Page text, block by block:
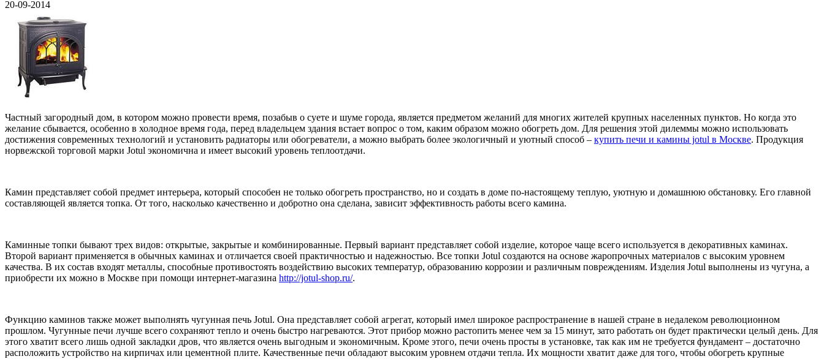
20-09-2014
Частный загородный дом, в котором можно провести время, позабыв о суете и шуме города, является предметом желаний для многих жителей крупных населенных пунктов. Но когда это
желание сбывается, особенно в холодное время года, перед владельцем здания встает вопрос о том, каким образом можно обогреть дом. Для решения этой дилеммы можно использовать
достижения современных технологий и установить радиаторы или обогреватели, а можно выбрать более экологичный и уютный способ – купить печи и камины jotul в Москве. Продукция
норвежской торговой марки Jotul экономична и имеет высокий уровень теплоотдачи.
Камин представляет собой предмет интерьера, который способен не только обогреть пространство, но и создать в доме по-настоящему теплую, уютную и домашнюю обстановку. Его главной
составляющей является топка. От того, насколько качественно и добротно она сделана, зависит эффективность работы всего камина.
Каминные топки бывают трех видов: открытые, закрытые и комбинированные. Первый вариант представляет собой изделие, которое чаще всего используется в декоративных каминах.
Второй вариант применяется в обычных каминах и отличается своей практичностью и надежностью. Все топки Jotul создаются на основе жаропрочных материалов с высоким уровнем
качества. В их состав входят металлы, способные противостоять воздействию высоких температур, образованию коррозии и различным повреждениям. Изделия Jotul выполнены из чугуна, а
приобрести их можно в Москве при помощи интернет-магазина http://jotul-shop.ru/.
Функцию каминов также может выполнять чугунная печь Jotul. Она представляет собой агрегат, который имел широкое распространение в нашей стране в недалеком революционном
прошлом. Чугунные печи лучше всего сохраняют тепло и очень быстро нагреваются. Этот прибор можно растопить менее чем за 15 минут, зато работать он будет практически целый день. Для
этого хватит всего лишь одной закладки дров, что является очень выгодным и экономичным. Кроме этого, печи очень просты в установке, так как им не требуется фундамент – достаточно
расположить устройство на кирпичах или цементной плите. Качественные печи обладают высоким уровнем отдачи тепла. Их мощности хватит даже для того, чтобы обогреть крупные